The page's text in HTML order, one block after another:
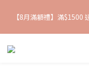
抵抗熱浪必備用品
【8月滿額禮】滿$1500
【爸氣一夏 】推車汽座